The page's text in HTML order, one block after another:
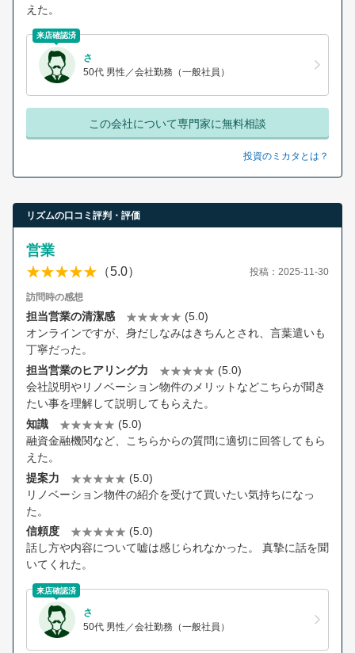
えた。
来店確認済
さ
50代 男性／会社勤務（一般社員）
この会社について専門家に無料相談
投資のミカタとは？
リズムの口コミ評判・評価
営業
（5.0） 投稿：2025-11-30
訪問時の感想
担当営業の清潔感
(5.0)
オンラインですが、身だしなみはきちんとされ、言葉遣いも
丁寧だった。
担当営業のヒアリング力
(5.0)
会社説明やリノベーション物件のメリットなどこちらが聞き
たい事を理解して説明してもらえた。
知識
(5.0)
融資金融機関など、こちらからの質問に適切に回答してもら
えた。
提案力
(5.0)
リノベーション物件の紹介を受けて買いたい気持ちになっ
た。
信頼度
(5.0)
話し方や内容について嘘は感じられなかった。 真摯に話を聞
いてくれた。
来店確認済
さ
50代 男性／会社勤務（一般社員）